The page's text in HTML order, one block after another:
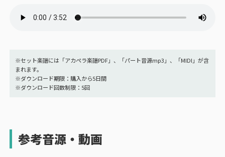
※セット楽譜には「アカペラ楽譜PDF」、「パート音源mp3」、「MIDI」が含
まれます。
※ダウンロード期限：購入から5日間
※ダウンロード回数制限：5回
参考音源・動画